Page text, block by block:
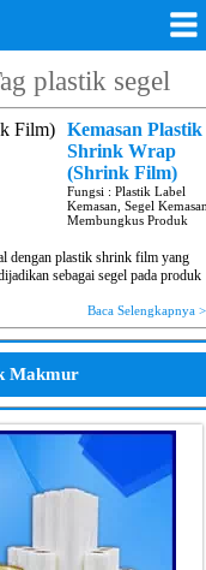
plastik segel
Kemasan Plastik
Shrink Wrap
(Shrink Film)
Fungsi : Plastik Label
Kemasan, Segel
Membungkus Produk
dengan plastik shrink film yang
sebagai segel pada produk
Baca Selengkapnya
Makmur